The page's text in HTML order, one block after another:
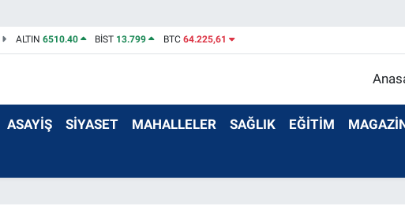
ALTIN 6510.40 BİST 13.799 BTC 64.225,61
ASAYİŞ SİYASET MAHALLELER SAĞLIK EĞİTİM